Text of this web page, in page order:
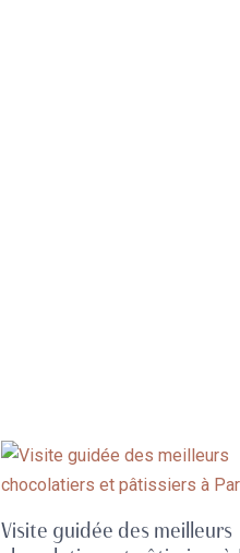
Visite guidée des meilleurs